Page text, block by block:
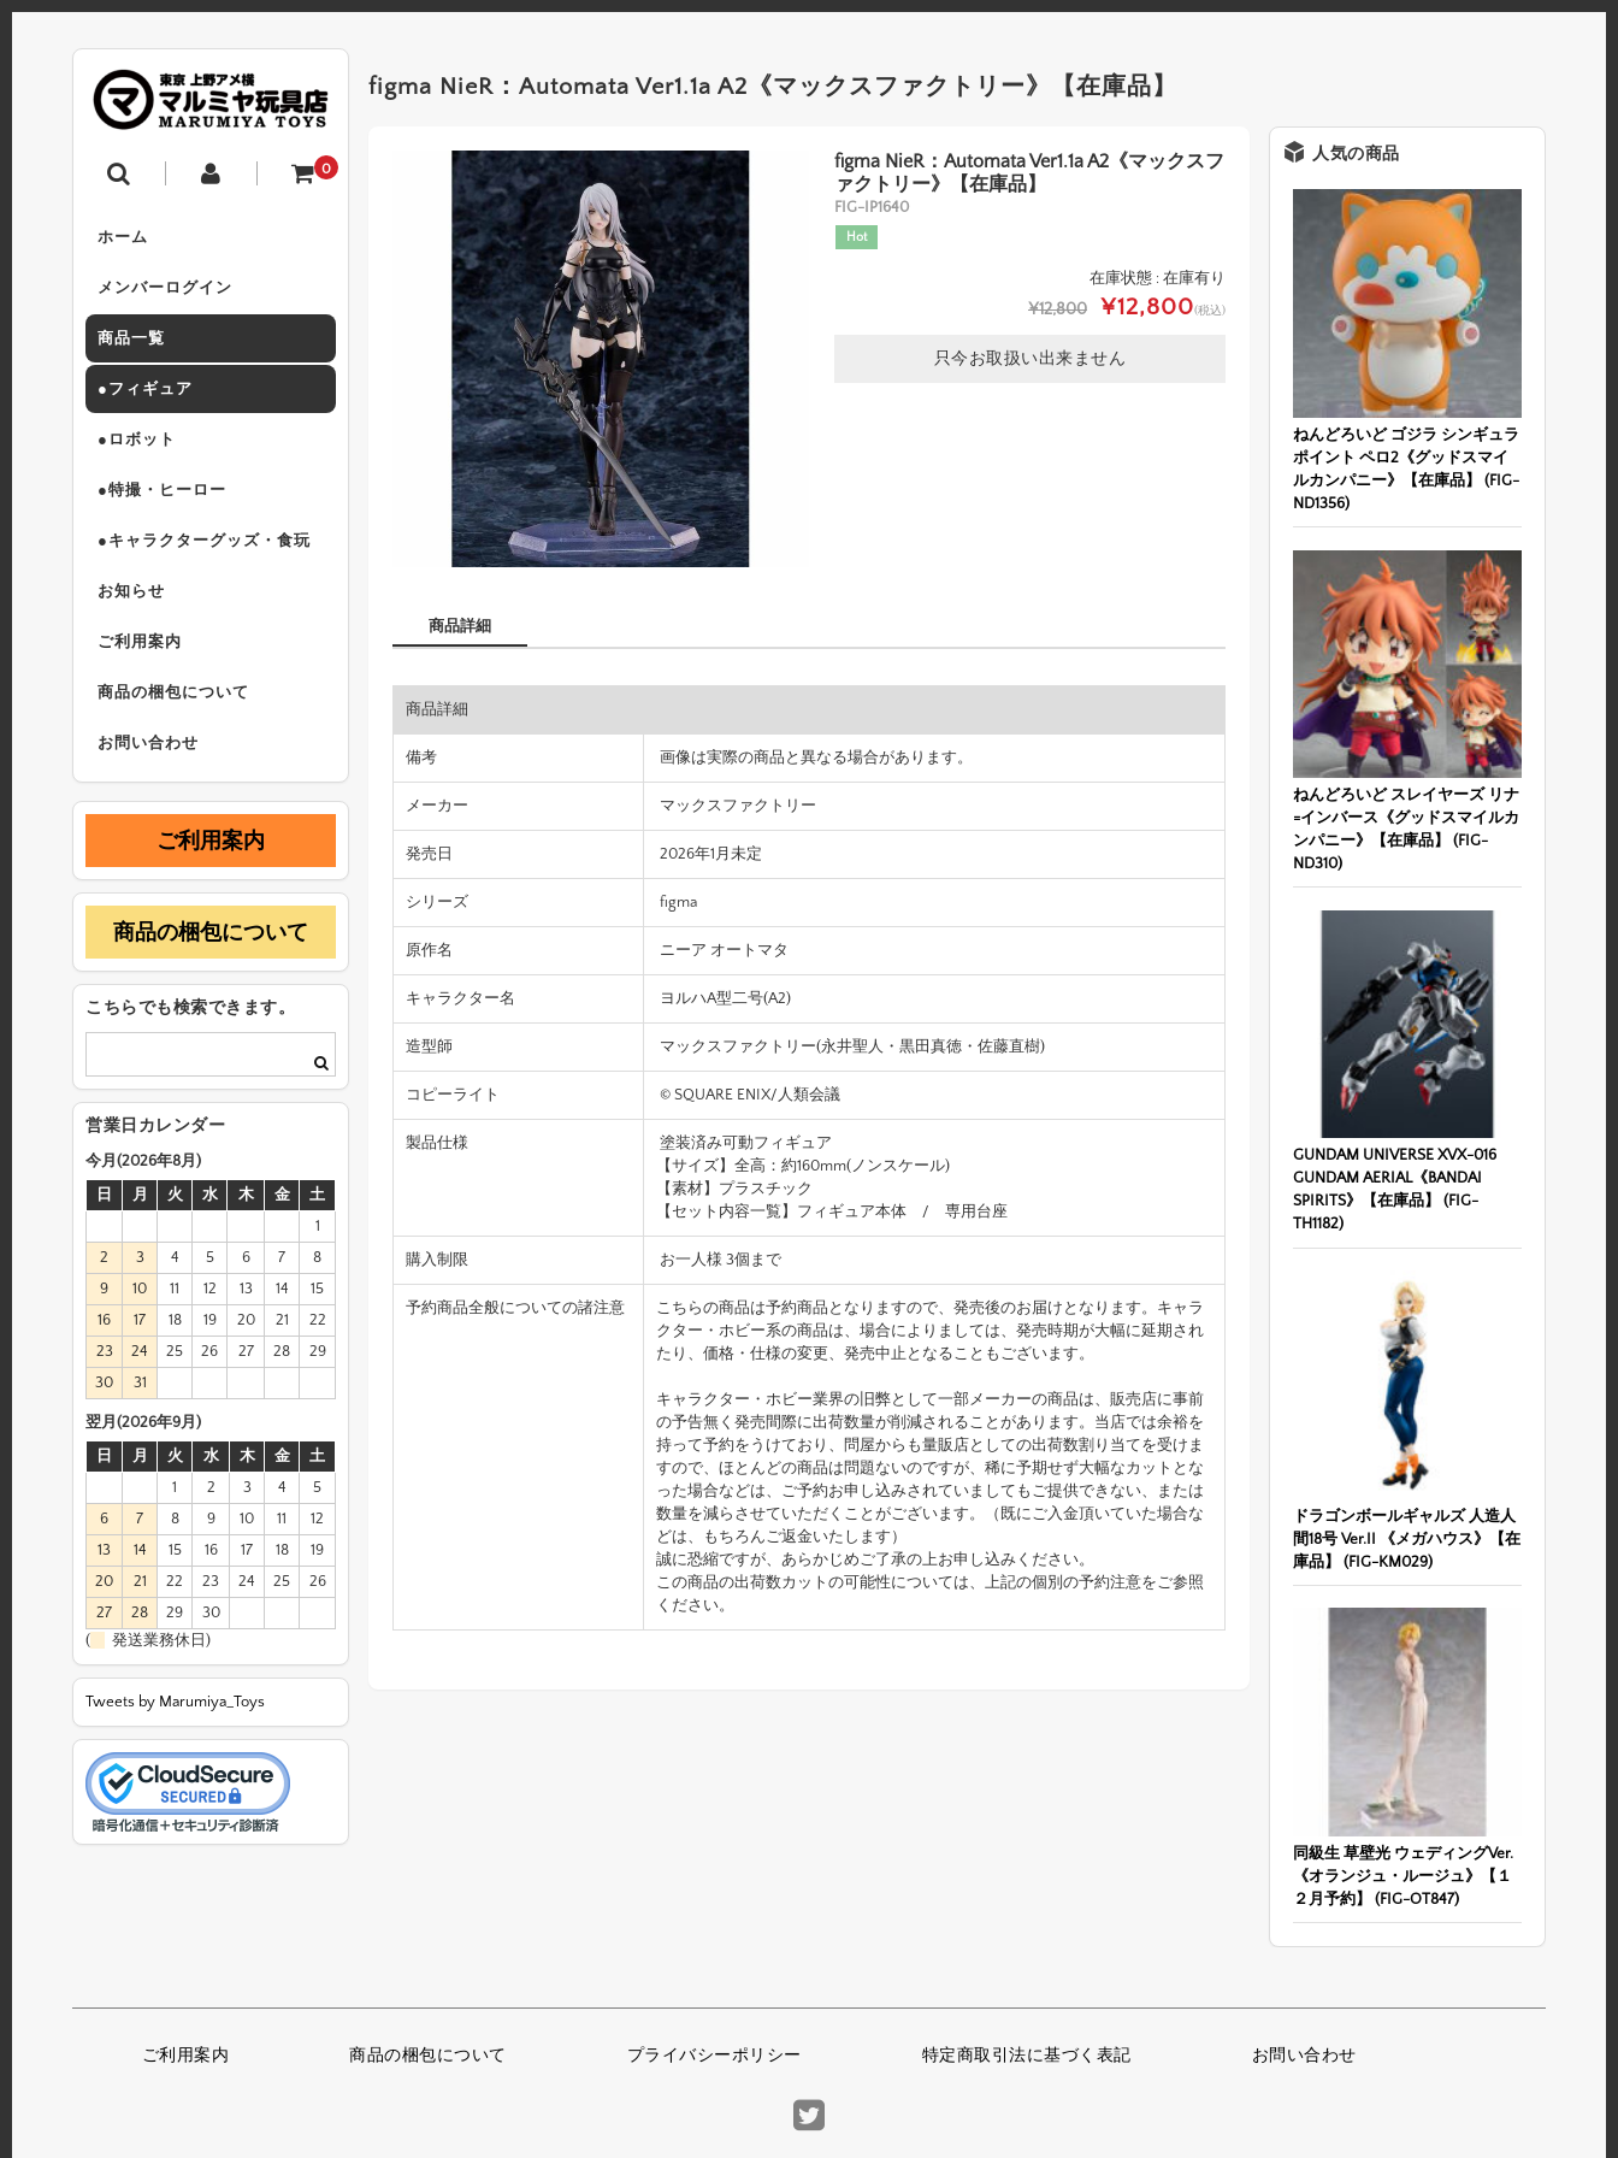
0
ホーム
メンバーログイン
商品一覧
●フィギュア
●ロボット
●特撮・ヒーロー
●キャラクターグッズ・食玩
お知らせ
ご利用案内
商品の梱包について
お問い合わせ
figma NieR：Automata Ver1.1a A2《マックスファクトリー》【在庫品】
figma NieR：Automata Ver1.1a A2《マックスフ
ァクトリー》【在庫品】
FIG-IP1640
Hot
在庫状態 : 在庫有り
¥12,800 ¥12,800(税込)
只今お取扱い出来ません
商品詳細
商品詳細
備考 画像は実際の商品と異なる場合があります。
メーカー マックスファクトリー
発売日 2026年1月未定
シリーズ figma
原作名 ニーア オートマタ
キャラクター名 ヨルハA型二号(A2)
造型師 マックスファクトリー(永井聖人・黒田真徳・佐藤直樹)
コピーライト © SQUARE ENIX/人類会議
製品仕様
塗装済み可動フィギュア
【サイズ】全高：約160mm(ノンスケール)
【素材】プラスチック
【セット内容一覧】フィギュア本体 / 専用台座
購入制限 お一人様 3個まで
予約商品全般についての諸注意
こちらの商品は予約商品となりますので、発売後のお届けとなります。キャラ
クター・ホビー系の商品は、場合によりましては、発売時期が大幅に延期され
たり、価格・仕様の変更、発売中止となることもございます。
キャラクター・ホビー業界の旧弊として一部メーカーの商品は、販売店に事前
の予告無く発売間際に出荷数量が削減されることがあります。当店では余裕を
持って予約をうけており、問屋からも量販店としての出荷数割り当てを受けま
すので、ほとんどの商品は問題ないのですが、稀に予期せず大幅なカットとな
った場合などは、ご予約お申し込みされていましてもご提供できない、または
数量を減らさせていただくことがございます。（既にご入金頂いていた場合な
どは、もちろんご返金いたします）
誠に恐縮ですが、あらかじめご了承の上お申し込みください。
この商品の出荷数カットの可能性については、上記の個別の予約注意をご参照
ください。
人気の商品
ねんどろいど ゴジラ シンギュラ
ポイント ペロ2《グッドスマイ
ルカンパニー》【在庫品】 (FIG-
ND1356)
ねんどろいど スレイヤーズ リナ
=インバース《グッドスマイルカ
ンパニー》【在庫品】 (FIG-
ND310)
GUNDAM UNIVERSE XVX-016
GUNDAM AERIAL《BANDAI
SPIRITS》【在庫品】 (FIG-
TH1182)
ドラゴンボールギャルズ 人造人
間18号 Ver.II 《メガハウス》【在
庫品】 (FIG-KM029)
同級生 草壁光 ウェディングVer.
《オランジュ・ルージュ》【１
２月予約】 (FIG-OT847)
ご利用案内
商品の梱包について
こちらでも検索できます。
営業日カレンダー
今月(2026年8月)
日
月 火 水 木 金
土
1
2
3 4 5 6 7
8
9
10 11 12 13 14
15
16
17 18 19 20 21
22
23
24 25 26 27 28
29
30
31
翌月(2026年9月)
日
月 火 水 木 金
土
1
2 3 4
5
6
7 8 9 10 11
12
13
14 15 16 17 18
19
20
21 22 23 24 25
26
27
28 29
30
(
発送業務休日)
Tweets by Marumiya_Toys
ご利用案内 商品の梱包について プライバシーポリシー 特定商取引法に基づく表記 お問い合わせ